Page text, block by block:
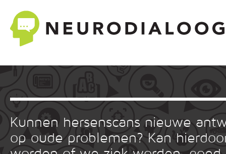
Kunnen hersenscans nieuwe
op oude problemen? Kan